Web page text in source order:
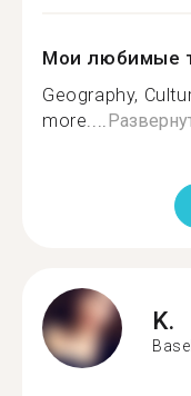
Мои любимые
Geography,
more....
K.
Basel